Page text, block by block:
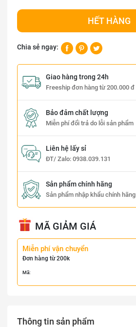
HẾT HÀNG
Chia sẻ ngay:
Giao hàng trong 24h
Freeship đơn hàng từ 200.000 đ
Bảo đảm chất lượng
Miễn phí đổi trả do lỗi sản phẩm
Liên hệ lấy sỉ
ĐT/ Zalo: 0938.039.131
Sản phẩm chính hãng
Sản phẩm nhập khẩu chính hãng
MÃ GIẢM GIÁ
Miễn phí vận chuyển
Đơn hàng từ 200k
Mã:
Thông tin sản phẩm